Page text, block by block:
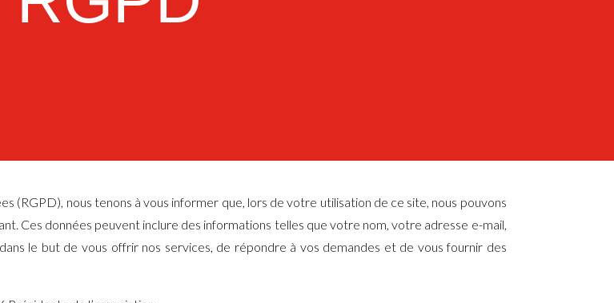
(RGPD), nous tenons à vous informer que, lors de votre utilisation de ce site, nous pouvons
Ces données peuvent inclure des informations telles que votre nom, votre adresse e-mail,
le but de vous offrir nos services, de répondre à vos demandes et de vous fournir des